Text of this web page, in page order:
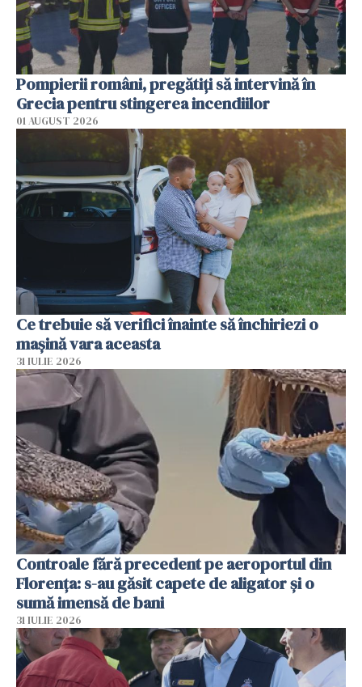
Pompierii români, pregătiţi să intervină în
Grecia pentru stingerea incendiilor
01 AUGUST 2026
Ce trebuie să verifici înainte să închiriezi o
mașină vara aceasta
31 IULIE 2026
Controale fără precedent pe aeroportul din
Florența: s-au găsit capete de aligator și o
sumă imensă de bani
31 IULIE 2026